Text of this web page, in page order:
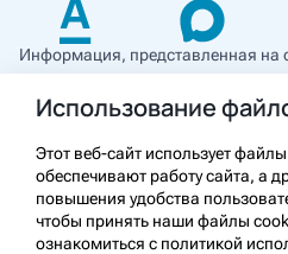
Информация, представленная на
использоваться для
и не может служить заменой
применением необходимо
с противопоказаниями
о лекарственных средствах
предназначена для медицинских
работников.
Использование
Этот веб-сайт использует
обеспечивают работу сайта, а
повышения удобства
чтобы принять наши файлы
ознакомиться с политикой